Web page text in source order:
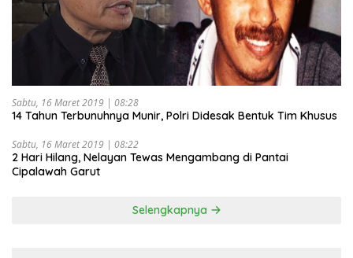
Sabtu, 16 Maret 2019 | 08:28
14 Tahun Terbunuhnya Munir, Polri Didesak Bentuk Tim Khusus
Sabtu, 16 Maret 2019 | 08:22
2 Hari Hilang, Nelayan Tewas Mengambang di Pantai
Cipalawah Garut
Selengkapnya